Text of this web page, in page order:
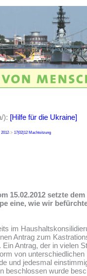
): [Hilfe für die Ukraine]
2012-> 17|02|12 Machtsitzung
15.02.2012 setzte
eine, wie wir
im
Antrag zum
Antrag, der in vielen
von unterschiedlichen
und jedesmal
beschlossen wurde